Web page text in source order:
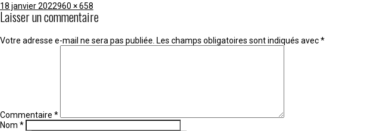
Publié
le
18 janvier 2022Taille
réelle
960 × 658
Laisser un commentaire
Votre adresse e-mail ne sera pas publiée. Les champs obligatoires sont indiqués avec*
Commentaire *
Nom *